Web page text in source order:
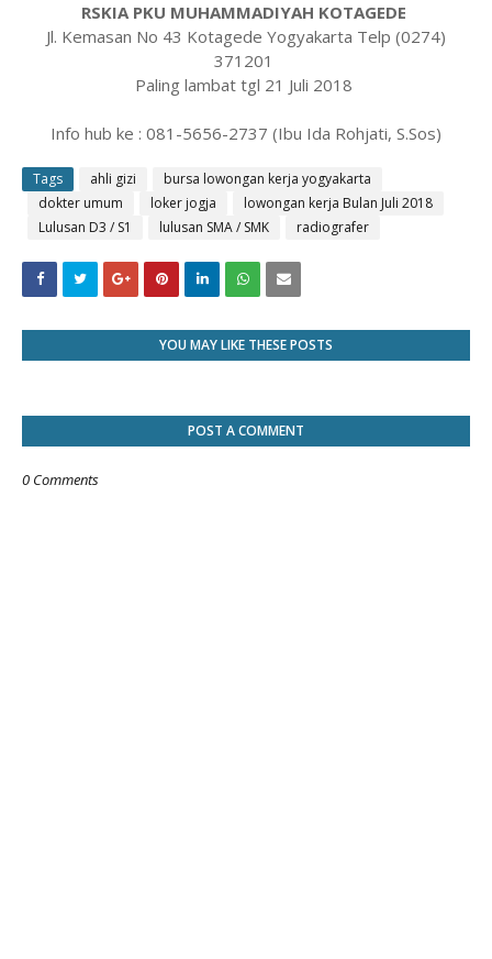
RSKIA PKU MUHAMMADIYAH KOTAGEDE
Jl. Kemasan No 43 Kotagede Yogyakarta Telp (0274)
371201
Paling lambat tgl 21 Juli 2018
Info hub ke : 081-5656-2737 (Ibu Ida Rohjati, S.Sos)
Tags ahli gizi
bursa lowongan kerja yogyakarta
dokter umum
loker jogja
lowongan kerja Bulan Juli 2018
Lulusan D3 / S1
lulusan SMA / SMK radiografer
YOU MAY LIKE THESE POSTS
POST A COMMENT
0 Comments